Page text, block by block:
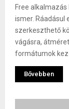
Free
ismer. Ráadásul
szerkeszthető
vágásra,
formátumok
Bővebben